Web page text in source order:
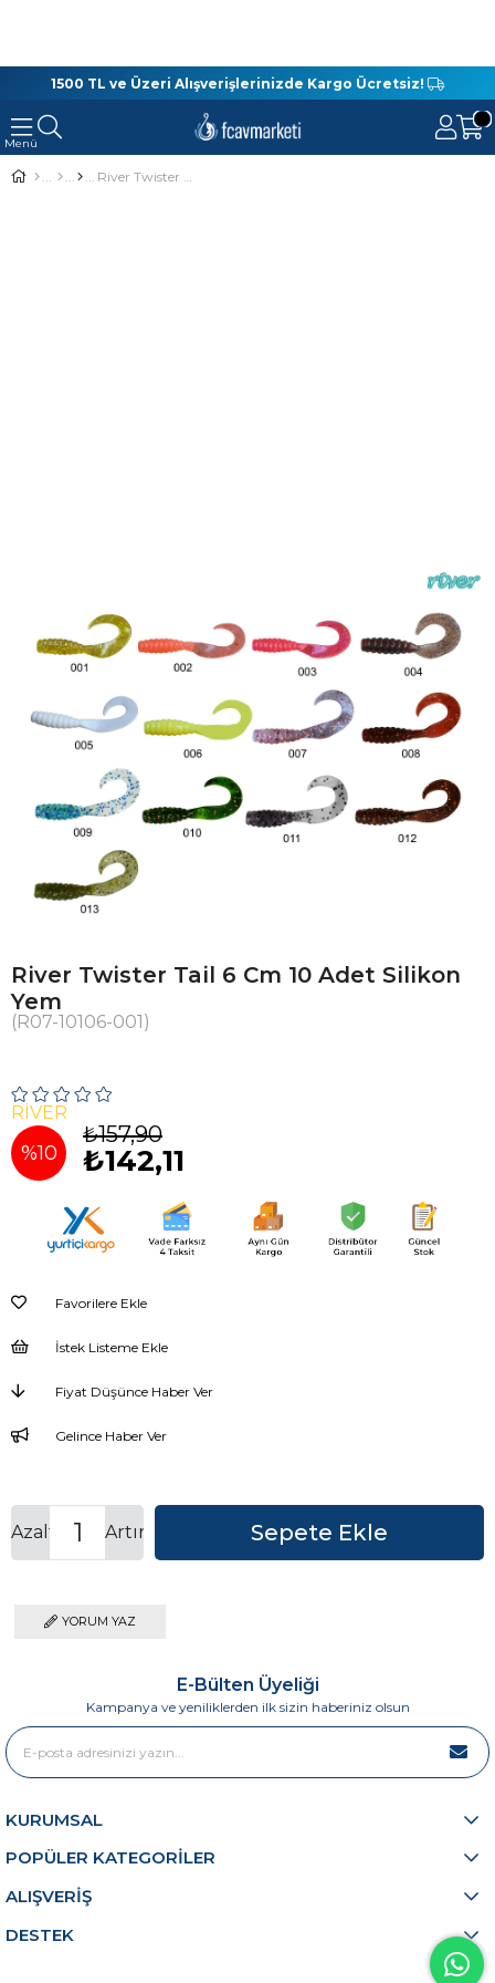
1500 TL ve Üzeri Alışverişlerinizde Kargo Ücretsiz!
River Twister Tail 6 Cm 10 Adet Silikon Yem
River Twister Tail 6 Cm 10 Adet Silikon
Yem
(R07-10106-001)
RİVER
%10
İndirim
₺157,90
₺142,11
Favorilere Ekle
İstek Listeme Ekle
Fiyat Düşünce Haber Ver
Gelince Haber Ver
Artır
Azalt
YORUM YAZ
E-Bülten Üyeliği
Kampanya ve yeniliklerden ilk sizin haberiniz olsun
KURUMSAL
POPÜLER KATEGORİLER
ALIŞVERİŞ
DESTEK